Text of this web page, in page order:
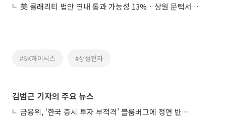
美 클래리티 법안 연내 통과 가능성 13%…상원 문턱서 제동
#SK하이닉스 #삼성전자
김범근 기자의 주요 뉴스
금융위, ‘한국 증시 투자 부적격’ 블룸버그에 정면 반박…“근거 불분명”